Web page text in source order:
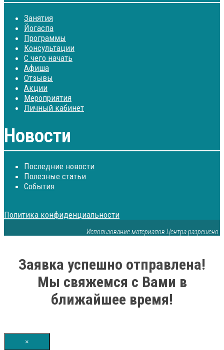
Занятия
Йогаспа
Программы
Консультации
С чего начать
Афиша
Отзывы
Акции
Мероприятия
Личный кабинет
Новости
Последние новости
Полезные статьи
События
Политика конфиденциальности
Использование материалов Центра разрешено
Заявка успешно отправлена!
Мы свяжемся с Вами в
ближайшее время!
×